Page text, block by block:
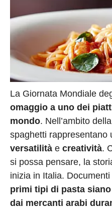
Prodotti
Answer
Newsletter
Policy
Cookies
Policy
Cambia
Impostazioni
Privacy
Policy
La Giornata Mondiale
omaggio a uno dei
mondo. Nell’ambito
spaghetti rappresentano
versatilità e creatività.
si possa pensare, la
inizia in Italia.
primi tipi di pasta
dai mercanti arabi